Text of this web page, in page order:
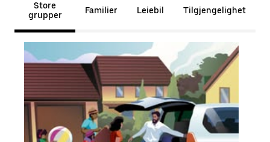
Store
grupper
Familier Leiebil Tilgjengelighet